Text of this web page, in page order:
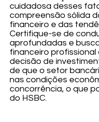
cuidadosa desses
compreensão sólida
financeiro e das
Certifique-se de
aprofundadas e
financeiro
decisão de
de que o setor
nas condições
concorrência, o que
do HSBC.